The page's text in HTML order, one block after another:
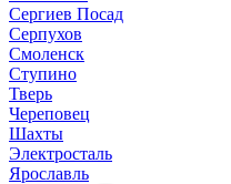
Сергиев Посад
Серпухов
Смоленск
Ступино
Тверь
Череповец
Шахты
Электросталь
Ярославль